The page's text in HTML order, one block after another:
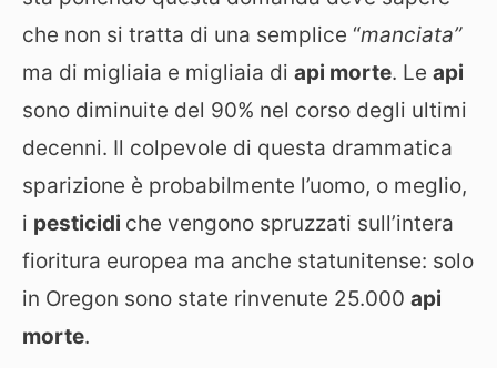
che non si tratta di una semplice “manciata”
ma di migliaia e migliaia di api morte. Le api
sono diminuite del 90% nel corso degli ultimi
decenni. Il colpevole di questa drammatica
sparizione è probabilmente l’uomo, o meglio,
i pesticidi che vengono spruzzati sull’intera
fioritura europea ma anche statunitense: solo
in Oregon sono state rinvenute 25.000 api
morte.